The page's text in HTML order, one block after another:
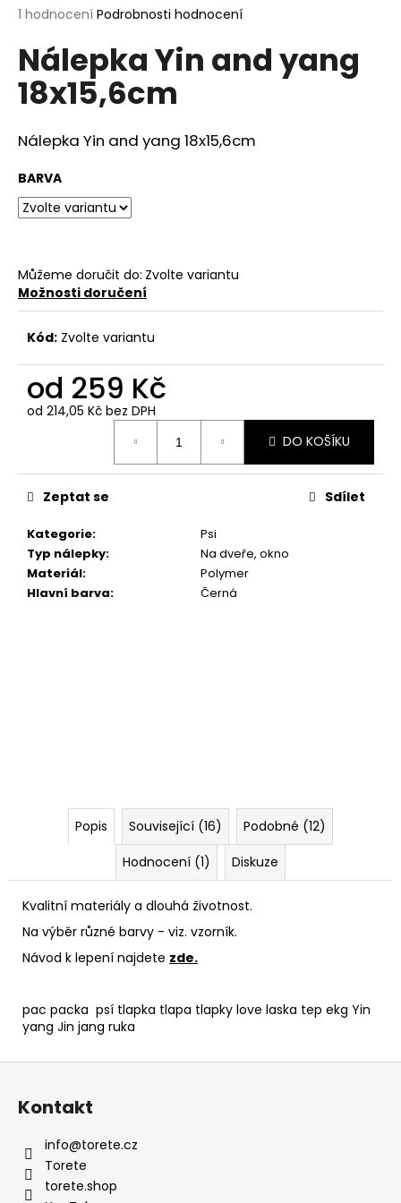
Průměrné
produktu
je
5,0
hvězdiček.
1 hodnocení Podrobnosti hodnocení
Nálepka Yin and yang
18x15,6cm
Nálepka Yin and yang 18x15,6cm
BARVA
Můžeme doručit do: Zvolte variantu
Možnosti doručení
Kód: Zvolte variantu
od 259 Kč
od 214,05 Kč bez DPH
DO KOŠÍKU
Kategorie:
Psi
Typ nálepky:
Na dveře, okno
Materiál:
Polymer
Hlavní barva: Černá
Zeptat se Sdílet
Popis Související (16)
Podobné (12)
Hodnocení (1)
Diskuze
Kvalitní materiály a dlouhá životnost.
Na výběr různé barvy - viz. vzorník.
Návod k lepení najdete zde.
pac packa psí tlapka tlapa tlapky love laska tep ekg Yin
yang Jin jang ruka
a
j
í
t
D
o
o
r
u
č
u
m
e
NÁLEPKA
PODLE
FOTKY
Z
Kontakt
info@torete.cz
Torete
torete.shop